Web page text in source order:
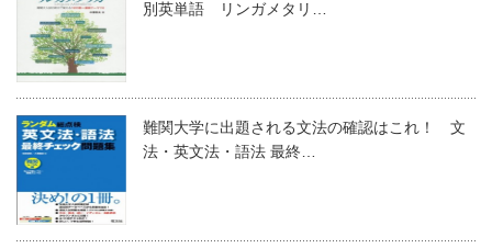
別英単語 リンガメタリ…
難関大学に出題される文法の確認はこれ！ 文
法・英文法・語法 最終…